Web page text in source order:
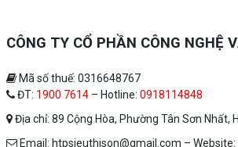
CÔNG TY CỔ PHẦN CÔNG NGHỆ
Mã số thuế: 0316648767
ĐT: 1900 7614 – Hotline: 0918114848
Địa chỉ: 89 Cộng Hòa, Phường Tân Sơn Nhất,
Email: htpsieuthison@gmail.com – Website: